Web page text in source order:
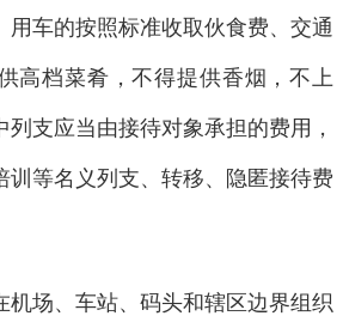
用车的按照标准收取伙食费、交通
高档菜肴，不得提供香烟，不上
支应当由接待对象承担的费用，
训等名义列支、转移、隐匿接待费
场、车站、码头和辖区边界组织